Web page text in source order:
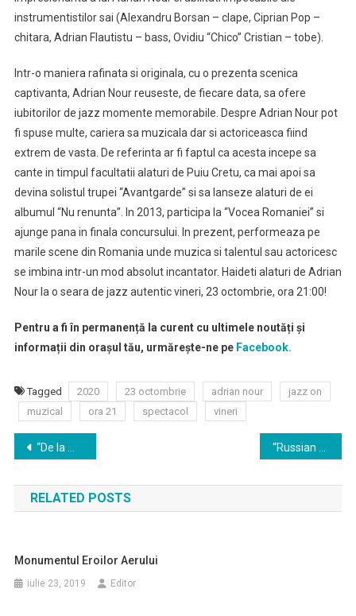
instrumentistilor sai (Alexandru Borsan – clape, Ciprian Pop –
chitara, Adrian Flautistu – bass, Ovidiu “Chico” Cristian – tobe).
Intr-o maniera rafinata si originala, cu o prezenta scenica
captivanta, Adrian Nour reuseste, de fiecare data, sa ofere
iubitorilor de jazz momente memorabile. Despre Adrian Nour pot
fi spuse multe, cariera sa muzicala dar si actoriceasca fiind
extrem de vasta. De referinta ar fi faptul ca acesta incepe sa
cante in timpul facultatii alaturi de Puiu Cretu, ca mai apoi sa
devina solistul trupei “Avantgarde” si sa lanseze alaturi de ei
albumul “Nu renunta”. In 2013, participa la “Vocea Romaniei” si
ajunge pana in finala concursului. In prezent, performeaza pe
marile scene din Romania unde muzica si talentul sau actoricesc
se imbina intr-un mod absolut incantator. Haideti alaturi de Adrian
Nour la o seara de jazz autentic vineri, 23 octombrie, ora 21:00!
Pentru a fi în permanență la curent cu ultimele noutăți și
informații din orașul tău, urmărește-ne peFacebook.
Tagged 2020 23 octombrie adrian nour
jazz on
muzical
ora 21 spectacol vineri
Navigare
în
articole
“De la Maria la Marie, de la doina la fado”- Spectacol muzical Jezebel & band: Sambata, 17 octombrie 2020, ora 20:00
RELATED POSTS
Monumentul Eroilor Aerului
iulie 23, 2019 Editor